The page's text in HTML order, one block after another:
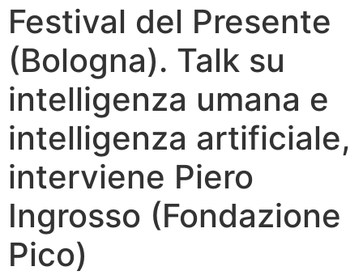
Festival del Presente
(Bologna). Talk su
intelligenza umana e
intelligenza artificiale,
interviene Piero
Ingrosso (Fondazione
Pico)